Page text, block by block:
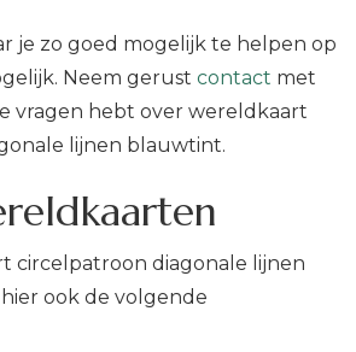
je zo goed mogelijk te helpen op
Neem gerust contact met
vragen hebt over wereldkaart
lijnen blauwtint.
circelpatroon diagonale lijnen
ook de volgende